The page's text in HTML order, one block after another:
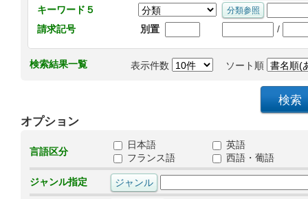
キーワード５
請求記号
別置 /
検索結果一覧 表示件数 ソート順
オプション
言語区分
日本語
英語
フランス語
西語・葡語
ジャンル指定